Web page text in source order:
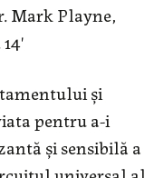
Mark Playne,
și
pentru a-i
şi sensibilă a